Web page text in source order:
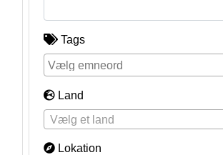
Tags
Land
Vælg et land
Lokation